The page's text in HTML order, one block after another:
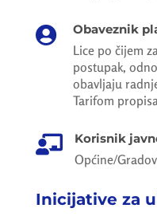
 Obaveznik
Lice po čijem
postupak,
obavljaju
Tarifom
 Korisnik
Općine/
Inicijative za